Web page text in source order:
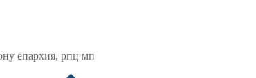
епархия, рпц мп